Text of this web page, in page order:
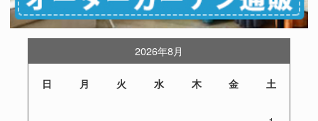
2026年8月
日 月 火 水 木 金 土